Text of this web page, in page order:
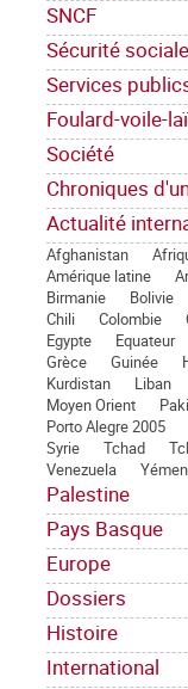
SNCF
Sécurité sociale
Services
Foulard-voile-
Société
Chroniques
Actualité
Afghanistan
Amérique latine
Birmanie
Bolivie
Chili
Colombie
Egypte
Equateur
Grèce
Guinée
Kurdistan
Liban
Moyen Orient
Porto Alegre 2005
Syrie
Tchad
Venezuela
Yémen
Palestine
Pays Basque
Europe
Dossiers
Histoire
International